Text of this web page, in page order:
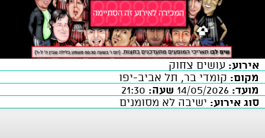
אירוע: עושים צחוק
מקום: קומדי בר, תל אביב-יפו
מועד:
שעה:
סוג אירוע: ישיבה לא מסומנים